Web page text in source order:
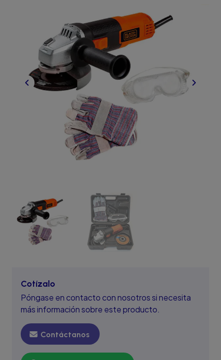
Cotízalo
Póngase en contacto con nosotros si necesita
más información sobre este producto.
Contáctanos